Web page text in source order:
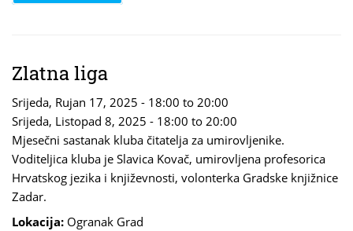
Zlatna liga
Srijeda, Rujan 17, 2025 - 18:00 to 20:00
Srijeda, Listopad 8, 2025 - 18:00 to 20:00
Mjesečni sastanak kluba čitatelja za umirovljenike.
Voditeljica kluba je Slavica Kovač, umirovljena profesorica
Hrvatskog jezika i književnosti, volonterka Gradske knjižnice
Zadar.
Lokacija: Ogranak Grad